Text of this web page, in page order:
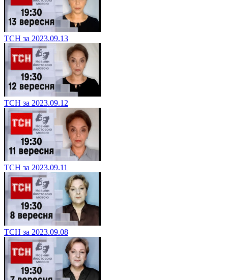
ТСН за 2023.09.13
ТСН за 2023.09.12
ТСН за 2023.09.11
ТСН за 2023.09.08